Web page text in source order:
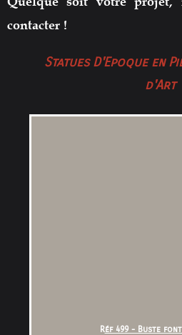
contacter !
Statues D'Epoque en
d'Art
Réf 499 - Buste